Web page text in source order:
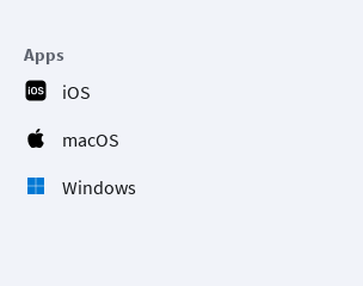
Apps
iOS
macOS
Windows